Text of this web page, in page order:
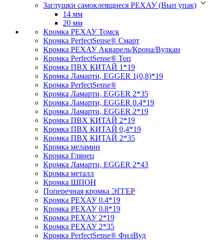
Заглушки самоклеящиеся РЕХАУ (Вып упак)
14 мм
20 мм
Кромка PЕХАУ Томск
Кромка PerfectSense® Смарт
Кромка PЕХАУ Акварель/Крона/Вулкан
Кромка PerfectSense® Топ
Кромка ПВХ КИТАЙ 1*19
Кромка Ламарти, EGGER 1(0,8)*19
Кромка PerfectSense®
Кромка Ламарти, EGGER 2*35
Кромка Ламарти, EGGER 0.4*19
Кромка Ламарти, EGGER 2*19
Кромка ПВХ КИТАЙ 2*19
Кромка ПВХ КИТАЙ 0,4*19
Кромка ПВХ КИТАЙ 2*35
Кромка меламин
Кромка Глянец
Кромка Ламарти, EGGER 2*43
Кромка металл
Кромка ШПОН
Поперечная кромка ЭГГЕР
Кромка PЕХАУ 0.4*19
Кромка PЕХАУ 0.8*19
Кромка PЕХАУ 2*19
Кромка PЕХАУ 2*35
Кромка PerfectSense® ФилВуд